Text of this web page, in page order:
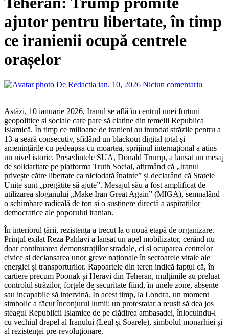
ajutor pentru libertate, în timp
ce iranienii ocupă centrele
orașelor
De Redactia ian. 10, 2026 Niciun comentariu
Astăzi, 10 ianuarie 2026, Iranul se află în centrul unei furtuni
geopolitice și sociale care pare să clatine din temelii Republica
Islamică. În timp ce milioane de iranieni au inundat străzile pentru a
13-a seară consecutiv, sfidând un blackout digital total și
amenințările cu pedeapsa cu moartea, sprijinul internațional a atins
un nivel istoric. Președintele SUA, Donald Trump, a lansat un mesaj
de solidaritate pe platforma Truth Social, afirmând că „Iranul
privește către libertate ca niciodată înainte” și declarând că Statele
Unite sunt „pregătite să ajute”. Mesajul său a fost amplificat de
utilizarea sloganului „Make Iran Great Again” (MIGA), semnalând
o schimbare radicală de ton și o susținere directă a aspirațiilor
democratice ale poporului iranian.
În interiorul țării, rezistența a trecut la o nouă etapă de organizare.
Prințul exilat Reza Pahlavi a lansat un apel mobilizator, cerând nu
doar continuarea demonstrațiilor stradale, ci și ocuparea centrelor
civice și declanșarea unor greve naționale în sectoarele vitale ale
energiei și transporturilor. Rapoartele din teren indică faptul că, în
cartiere precum Poonak și Heravi din Teheran, mulțimile au preluat
controlul străzilor, forțele de securitate fiind, în unele zone, absente
sau incapabile să intervină. În acest timp, la Londra, un moment
simbolic a făcut înconjurul lumii: un protestatar a reușit să dea jos
steagul Republicii Islamice de pe clădirea ambasadei, înlocuindu-l
cu vechiul drapel al Iranului (Leul și Soarele), simbolul monarhiei și
al rezistenței pre-revoluționare.